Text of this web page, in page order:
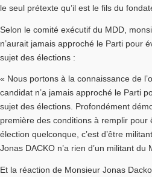
le seul prétexte qu’il est le fils du
Selon le comité exécutif du MDD,
n’aurait jamais approché le Parti pour
sujet des élections :
« Nous portons à la connaissance de
candidat n’a jamais approché le Parti
sujet des élections. Profondément
première des conditions à remplir pour
élection quelconque, c’est d’être
Jonas DACKO n’a rien d’un militant du
Et la réaction de Monsieur Jonas